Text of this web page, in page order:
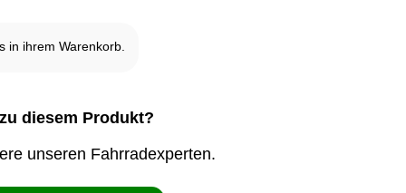
in ihrem Warenkorb.
diesem Produkt?
unseren Fahrradexperten.